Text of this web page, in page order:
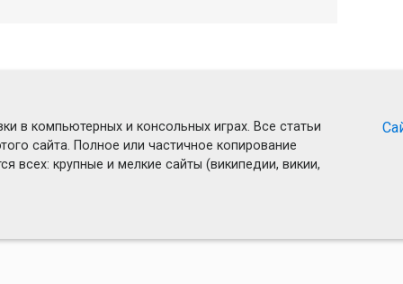
в компьютерных и консольных играх. Все статьи
сайта. Полное или частичное копирование
всех: крупные и мелкие сайты (википедии, викии,